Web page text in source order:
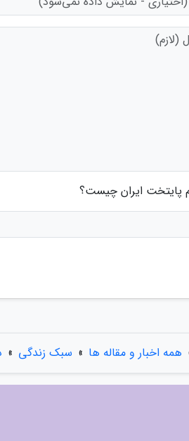
پایتخت ایران چیست؟
همه اخبار و مقاله ها » سبک زندگی »